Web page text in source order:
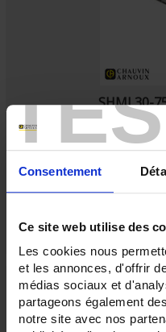
Consentement
Ce site web utilise des
Les cookies nous
et les annonces, d'offrir
médias sociaux et
partageons également
notre site avec nos
SHMI 30-
Shunt -